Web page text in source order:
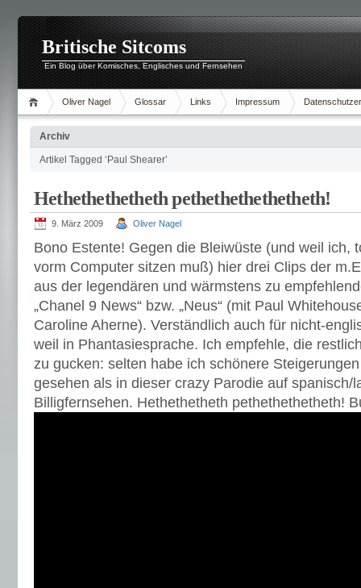
Britische Sitcoms
Ein Blog über Komisches, Englisches und Fernsehen
Oliver Nagel Glossar Links Impressum
Archiv
Artikel Tagged ‘Paul Shearer’
Hethethethetheth pethethethethetheth!
9. März 2009 Oliver Nagel
Bono Estente! Gegen die Bleiwüste (und weil ich,
vorm Computer sitzen muß) hier drei Clips der
aus der legendären und wärmstens zu
„Chanel 9 News“ bzw. „Neus“ (mit Paul
Caroline Aherne). Verständlich auch für nicht-
weil in Phantasiesprache. Ich empfehle, die
zu gucken: selten habe ich schönere
gesehen als in dieser crazy Parodie auf spanisch/
Billigfernsehen. Hethethetheth pethethethetheth!